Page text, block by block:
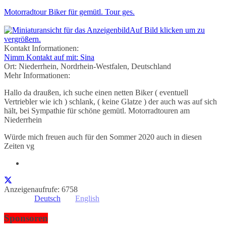
Motorradtour Biker für gemütl. Tour ges.
Auf Bild klicken um zu
vergrößern.
Kontakt Informationen:
Nimm Kontakt auf mit: Sina
Ort: Niederrhein, Nordrhein-Westfalen, Deutschland
Mehr Informationen:
Hallo da draußen, ich suche einen netten Biker ( eventuell
Vertriebler wie ich ) schlank, ( keine Glatze ) der auch was auf sich
hält, bei Sympathie für schöne gemütl. Motorradtouren am
Niederrhein
Würde mich freuen auch für den Sommer 2020 auch in diesen
Zeiten vg
Anzeigenaufrufe: 6758
Deutsch
English
Sponsoren